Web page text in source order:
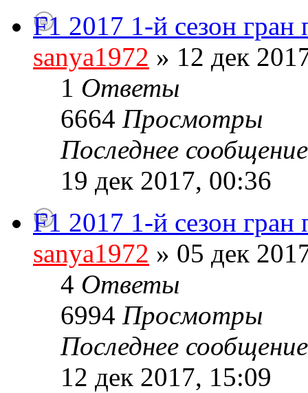
F1 2017 1-й сезон
sanya1972 » 12 дек
1 Ответы
6664 Просмотры
Последнее
19 дек 2017, 00:36
F1 2017 1-й сезон
sanya1972 » 05 дек
4 Ответы
6994 Просмотры
Последнее
12 дек 2017, 15:09